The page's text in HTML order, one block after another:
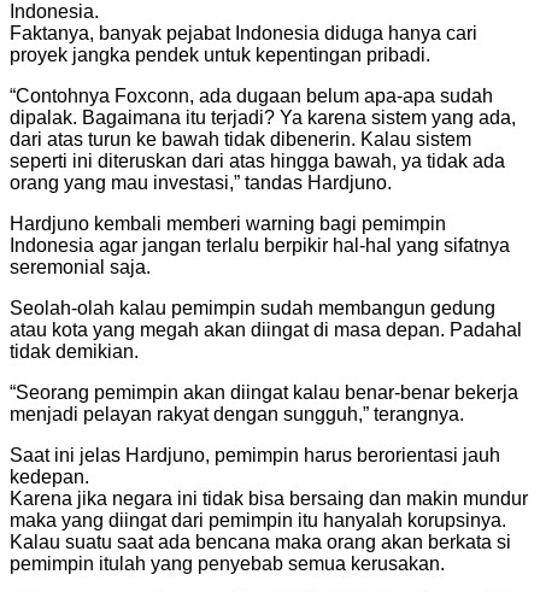
Indonesia.
Faktanya, banyak pejabat Indonesia diduga hanya cari
proyek jangka pendek untuk kepentingan pribadi.
“Contohnya Foxconn, ada dugaan belum apa-apa sudah
dipalak. Bagaimana itu terjadi? Ya karena sistem yang ada,
dari atas turun ke bawah tidak dibenerin. Kalau sistem
seperti ini diteruskan dari atas hingga bawah, ya tidak ada
orang yang mau investasi,” tandas Hardjuno.
Hardjuno kembali memberi warning bagi pemimpin
Indonesia agar jangan terlalu berpikir hal-hal yang sifatnya
seremonial saja.
Seolah-olah kalau pemimpin sudah membangun gedung
atau kota yang megah akan diingat di masa depan. Padahal
tidak demikian.
“Seorang pemimpin akan diingat kalau benar-benar bekerja
menjadi pelayan rakyat dengan sungguh,” terangnya.
Saat ini jelas Hardjuno, pemimpin harus berorientasi jauh
kedepan.
Karena jika negara ini tidak bisa bersaing dan makin mundur
maka yang diingat dari pemimpin itu hanyalah korupsinya.
Kalau suatu saat ada bencana maka orang akan berkata si
pemimpin itulah yang penyebab semua kerusakan.